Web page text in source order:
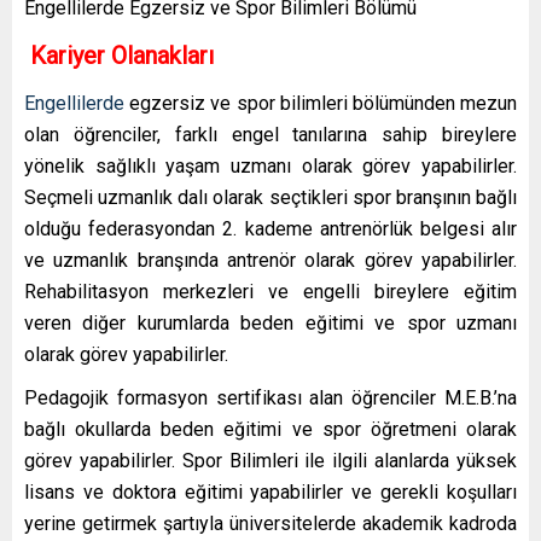
Engellilerde Egzersiz ve Spor Bilimleri Bölümü
Kariyer Olanakları
Engellilerde egzersiz ve spor bilimleri bölümünden mezun
olan öğrenciler, farklı engel tanılarına sahip bireylere
yönelik sağlıklı yaşam uzmanı olarak görev yapabilirler.
Seçmeli uzmanlık dalı olarak seçtikleri spor branşının bağlı
olduğu federasyondan 2. kademe antrenörlük belgesi alır
ve uzmanlık branşında antrenör olarak görev yapabilirler.
Rehabilitasyon merkezleri ve engelli bireylere eğitim
veren diğer kurumlarda beden eğitimi ve spor uzmanı
olarak görev yapabilirler.
Pedagojik formasyon sertifikası alan öğrenciler M.E.B.’na
bağlı okullarda beden eğitimi ve spor öğretmeni olarak
görev yapabilirler. Spor Bilimleri ile ilgili alanlarda yüksek
lisans ve doktora eğitimi yapabilirler ve gerekli koşulları
yerine getirmek şartıyla üniversitelerde akademik kadroda